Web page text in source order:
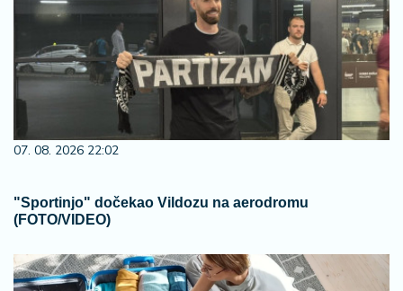
07. 08. 2026 22:02
"Sportinjo" dočekao Vildozu na aerodromu
(FOTO/VIDEO)